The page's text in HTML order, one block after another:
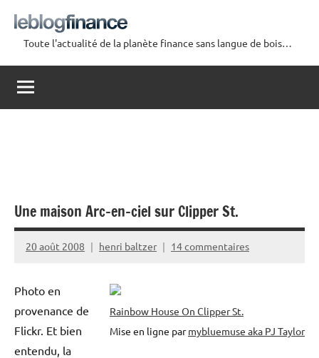
contenu
Le
Blog
Finance
Toute l'actualité de la planète finance sans langue de bois…
Une maison Arc-en-ciel sur Clipper St.
20 août 2008 henri baltzer 14 commentaires
Rainbow House On Clipper St.
Mise en ligne parmybluemuse aka PJ Taylor
Photo en
provenance de
Flickr. Et bien
entendu, la